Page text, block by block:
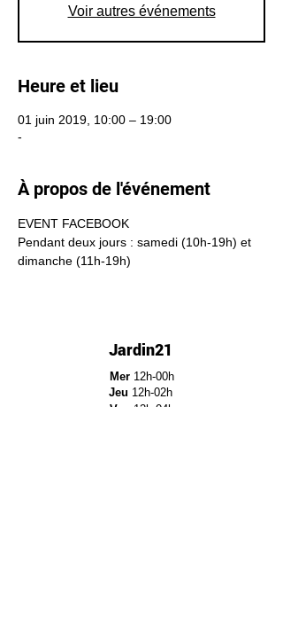
Voir autres événements
Heure et lieu
01 juin 2019, 10:00 – 19:00
-
À propos de l'événement
EVENT FACEBOOK
Pendant deux jours : samedi (10h-19h) et
dimanche (11h-19h)
Jardin21
Mer12h-00h
Jeu 12h-02h
Ven 12h-04h